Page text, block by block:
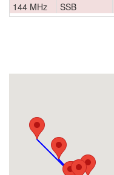
144 MHz
SSB